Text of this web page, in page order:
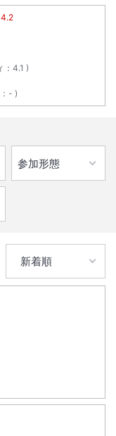
4.2
： 4.1
： -